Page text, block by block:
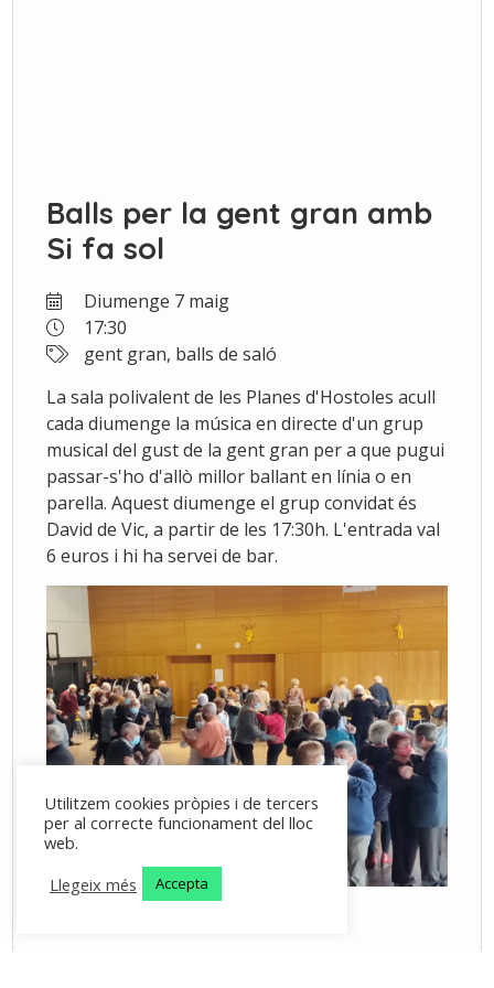
Balls per la gent gran amb
Si fa sol
Diumenge 7 maig
17:30
gent gran, balls de saló
La sala polivalent de les Planes d'Hostoles acull
cada diumenge la música en directe d'un grup
musical del gust de la gent gran per a que pugui
passar-s'ho d'allò millor ballant en línia o en
parella. Aquest diumenge el grup convidat és
David de Vic, a partir de les 17:30h. L'entrada val
6 euros i hi ha servei de bar.
Utilitzem cookies pròpies i de tercers
per al correcte funcionament del lloc
web.
Llegeix més
Accepta